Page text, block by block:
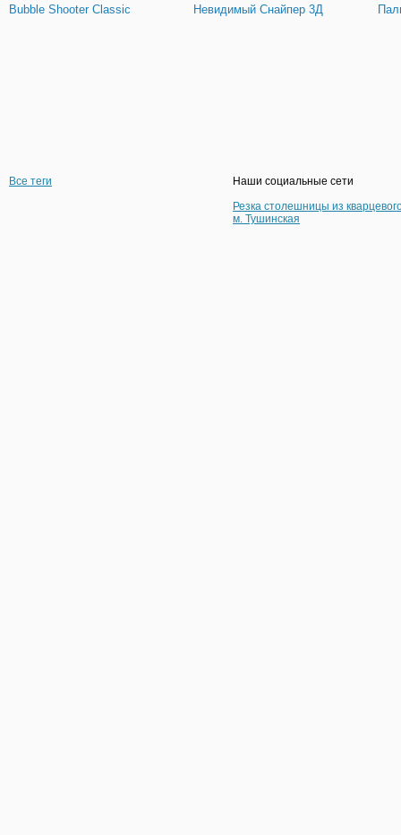
Bubble Shooter Classic Невидимый Снайпер 3Д
Все теги
Наши социальные сети
Резка столешницы из
м. Тушинская